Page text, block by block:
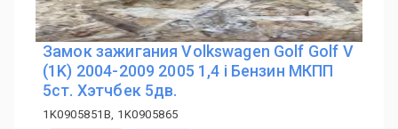
Замок зажигания Volkswagen Golf Golf V
(1K) 2004-2009 2005 1,4 i Бензин МКПП
5ст. Хэтчбек 5дв.
1K0905851B, 1K0905865